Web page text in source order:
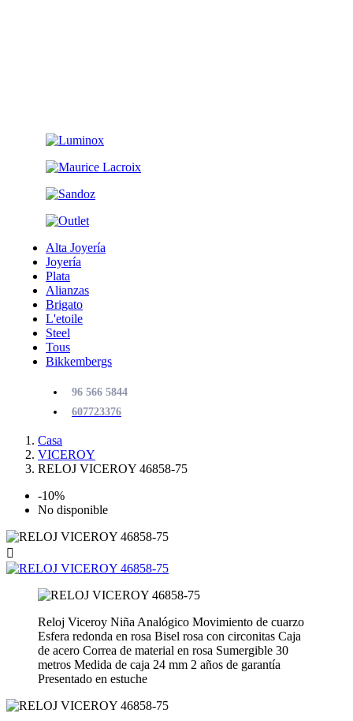
Alta Joyería
Joyería
Plata
Alianzas
Brigato
L'etoile
Steel
Tous
Bikkembergs
96 566 5844
607723376
Casa
VICEROY
RELOJ VICEROY 46858-75
-10%
No disponible

Reloj Viceroy Niña Analógico Movimiento de cuarzo
Esfera redonda en rosa Bisel rosa con circonitas Caja
de acero Correa de material en rosa Sumergible 30
metros Medida de caja 24 mm 2 años de garantía
Presentado en estuche